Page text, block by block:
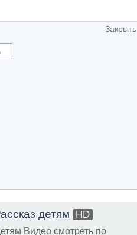
Закрыть
детям HD
Видео смотреть по